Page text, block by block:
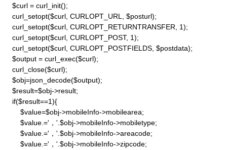
    $curl = curl_init();
    curl_setopt($curl, CURLOPT_URL, $posturl);
    curl_setopt($curl, CURLOPT_RETURNTRANSFER, 1);
    curl_setopt($curl, CURLOPT_POST, 1);
    curl_setopt($curl, CURLOPT_POSTFIELDS, $postdata);
    $output = curl_exec($curl);
    curl_close($curl);
    $obj=json_decode($output);
    $result=$obj->result;
    if($result==1){
        $value=$obj->mobileInfo->mobilearea;
        $value.='，'.$obj->mobileInfo->mobiletype;
        $value.='，'.$obj->mobileInfo->areacode;
        $value.='，'.$obj->mobileInfo->zipcode;